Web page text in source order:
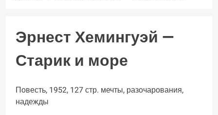
Эрнест Хемингуэй —
Старик и море
Повесть, 1952, 127 стр. мечты, разочарования,
надежды